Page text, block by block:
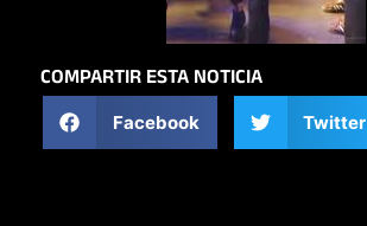
COMPARTIR ESTA NOTICIA
Facebook Twitter